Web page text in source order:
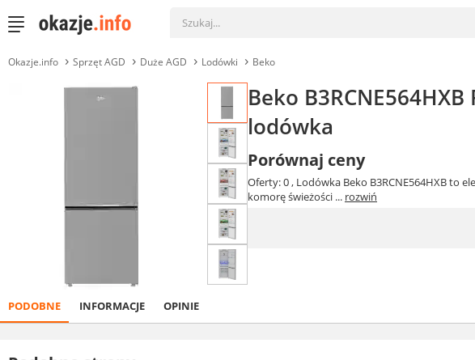
Okazje.info Sprzęt AGD Duże AGD Lodówki Beko
Beko
lodówka
Porównaj ceny
Oferty: 0, Lodówka Beko B3RCNE564HXB to
komorę świeżości ... rozwiń
PODOBNE INFORMACJE OPINIE